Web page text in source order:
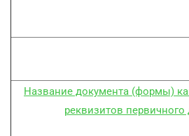
Название документа (формы)
реквизитов первичного